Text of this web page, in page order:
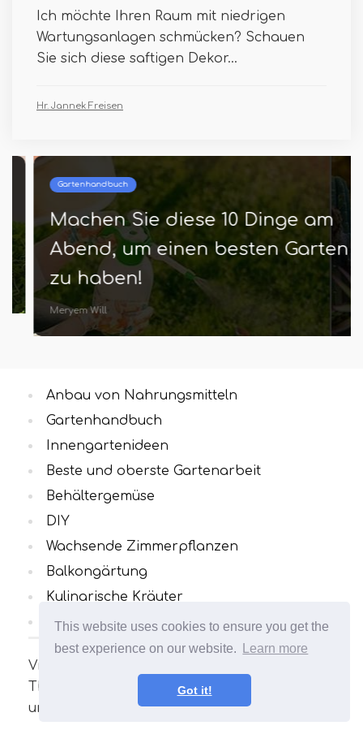
This website uses cookies to ensure you get the
best experience on our website.
Learn more
Got it!
Ich möchte Ihren Raum mit niedrigen
Wartungsanlagen schmücken? Schauen
Sie sich diese saftigen Dekor...
Hr. Jannek Freisen
Gartenhandbuch
Machen Sie diese 10 Dinge am
Abend, um einen besten Garten
zu haben!
Meryem Will
Viele interessante und nützliche Artikel zum
Thema Gartenarbeit. Ihr Garten wird
unvergleichlich sein
Anbau von Nahrungsmitteln
Gartenhandbuch
Innengartenideen
Beste und oberste Gartenarbeit
Behältergemüse
DIY
Wachsende Zimmerpflanzen
Balkongärtung
Kulinarische Kräuter
Alle Kategorien